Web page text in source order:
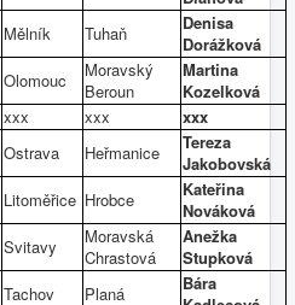
Mělník Tuhaň
Denisa
Dorážková
Olomouc
Moravský
Beroun
Martina
Kozelková
xxx xxx
xxx
Ostrava Heřmanice
Tereza
Jakobovská
Litoměřice Hrobce
Kateřina
Nováková
Svitavy
Moravská
Chrastová
Anežka
Stupková
Tachov Planá
Bára